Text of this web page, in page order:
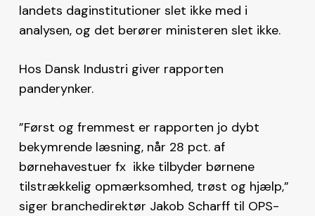
landets daginstitutioner slet ikke med i
analysen, og det berører ministeren slet ikke.
Hos Dansk Industri giver rapporten
panderynker.
”Først og fremmest er rapporten jo dybt
bekymrende læsning, når 28 pct. af
børnehavestuer fx ikke tilbyder børnene
tilstrækkelig opmærksomhed, trøst og hjælp,”
siger branchedirektør Jakob Scharff til OPS-